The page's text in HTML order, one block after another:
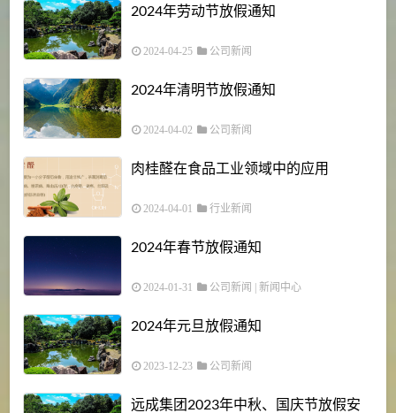
2024年劳动节放假通知
2024-04-25 公司新闻
2024年清明节放假通知
2024-04-02 公司新闻
肉桂醛在食品工业领域中的应用
2024-04-01 行业新闻
2024年春节放假通知
2024-01-31 公司新闻 新闻中心
2024年元旦放假通知
2023-12-23 公司新闻
远成集团2023年中秋、国庆节放假安